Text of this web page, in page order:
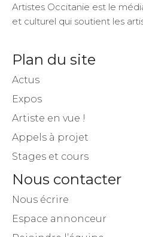
Artistes Occitanie est le
et culturel qui soutient les
Plan du site
Actus
Expos
Artiste en vue !
Appels à projet
Stages et cours
Nous contacter
Nous écrire
Espace annonceur